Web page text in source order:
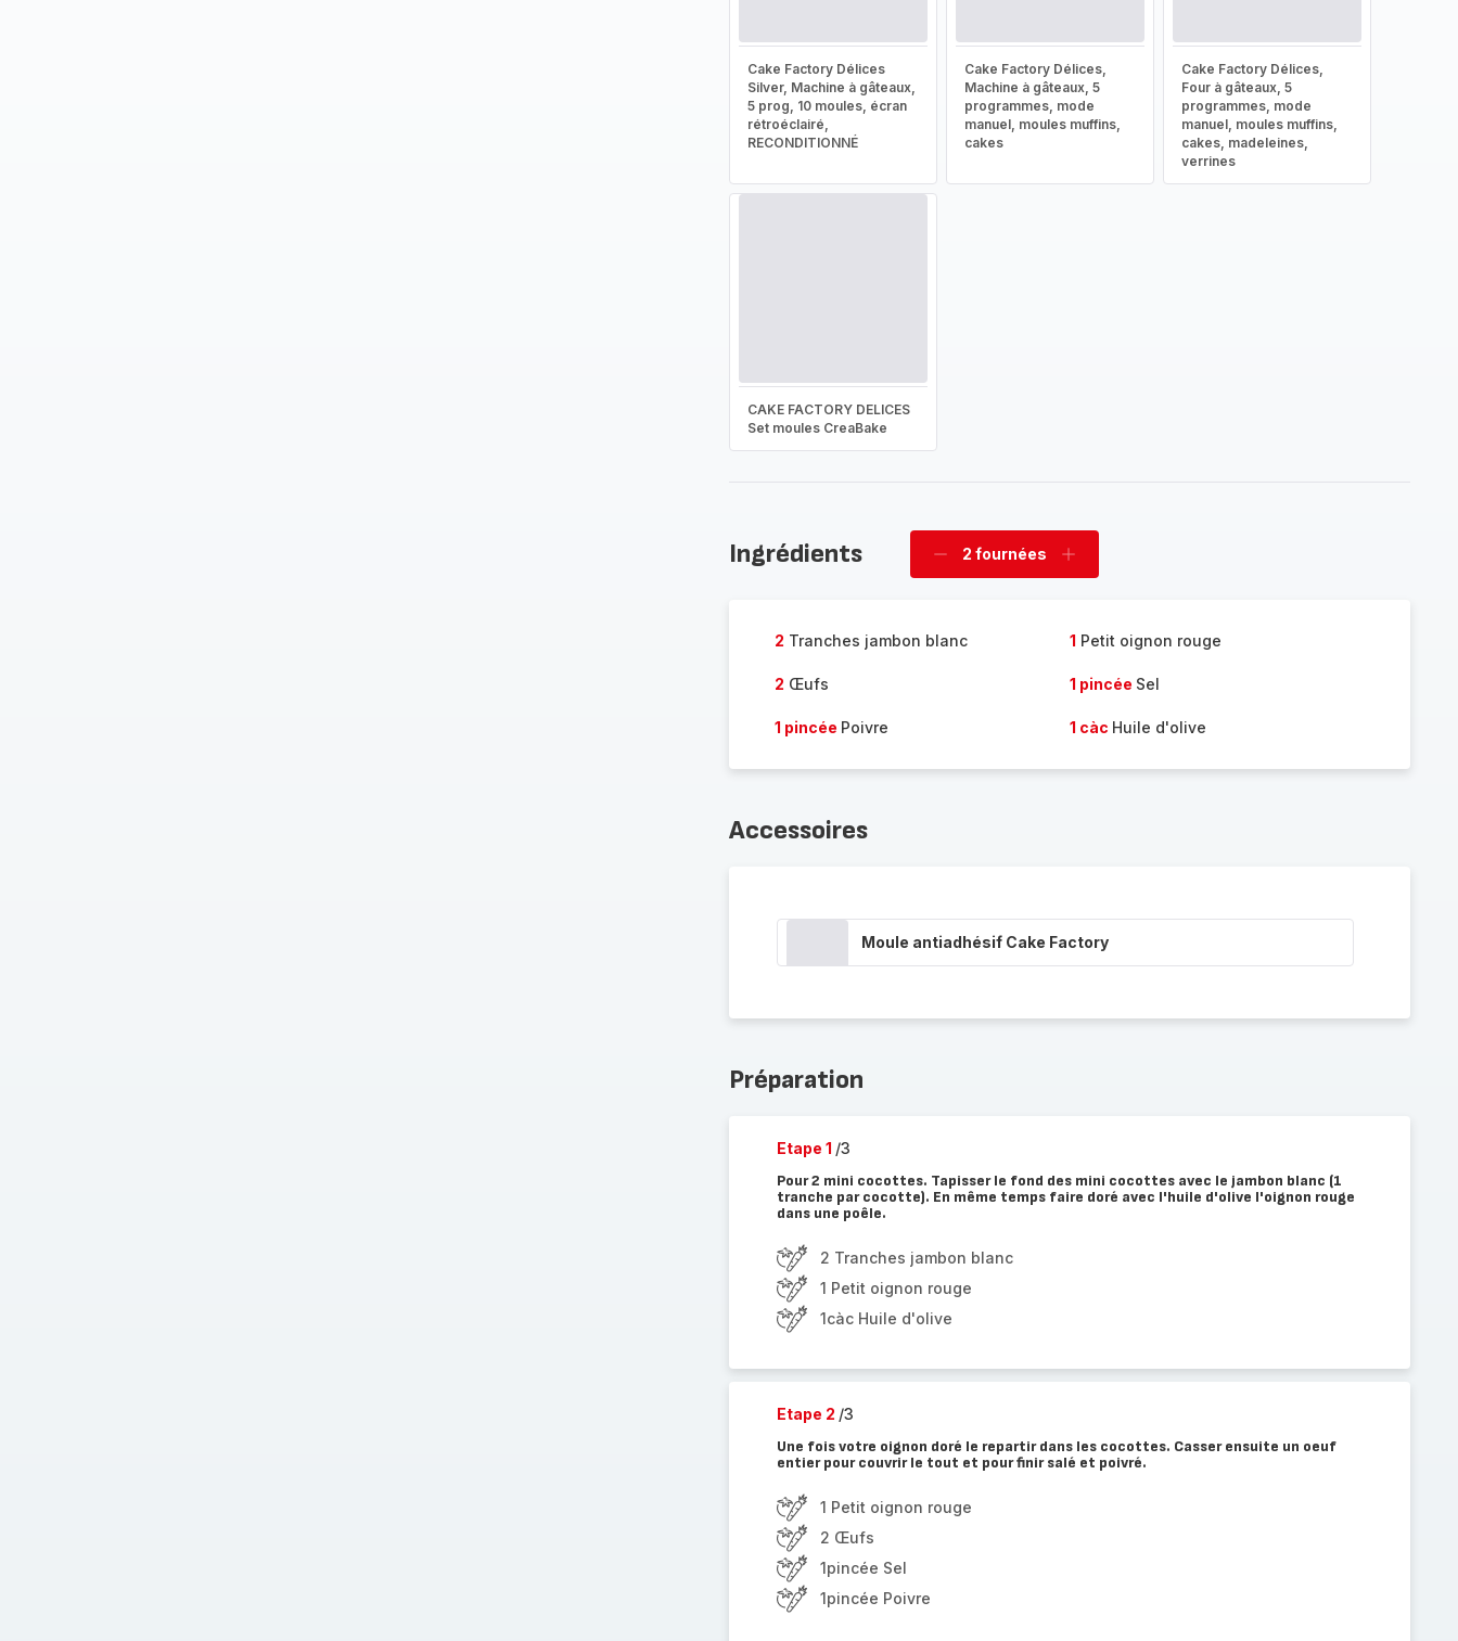
Cake Factory Délices
Silver, Machine à gâteaux,
5 prog, 10 moules, écran
rétroéclairé,
RECONDITIONNÉ
Cake Factory Délices,
Machine à gâteaux, 5
programmes, mode
manuel, moules muffins,
cakes
Cake Factory Délices,
Four à gâteaux, 5
programmes, mode
manuel, moules muffins,
cakes, madeleines,
verrines
CAKE FACTORY DELICES
Set moules CreaBake
Ingrédients
Supprimer
2 fournées
Ajouter
2 Tranches jambon blanc 1 Petit oignon rouge
2 Œufs 1 pincée Sel
1 pincée Poivre 1 càc Huile d'olive
Accessoires
Moule antiadhésif Cake Factory
Préparation
Etape 1 /3
Pour 2 mini cocottes. Tapisser le fond des mini cocottes avec le jambon blanc (1
tranche par cocotte). En même temps faire doré avec l'huile d'olive l'oignon rouge
dans une poêle.
2 Tranches jambon blanc
1 Petit oignon rouge
1càc Huile d'olive
Etape 2 /3
Une fois votre oignon doré le repartir dans les cocottes. Casser ensuite un oeuf
entier pour couvrir le tout et pour finir salé et poivré.
1 Petit oignon rouge
2 Œufs
1pincée Sel
1pincée Poivre